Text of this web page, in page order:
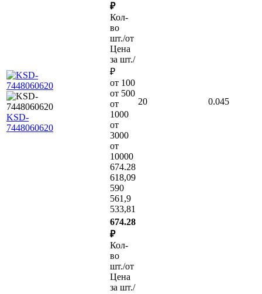
KSD-
7448060620
₽
Кол-
во
шт./от
Цена
за шт./
₽
от 100
от 500
от
1000
от
3000
от
10000
674.28
618,09
590
561,9
533,81
20 0.045
674.28
₽
Кол-
во
шт./от
Цена
за шт./